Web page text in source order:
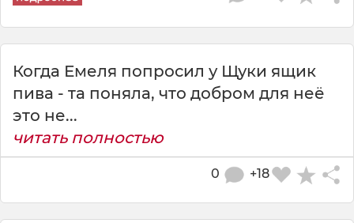
Когда Емеля попросил у Щуки ящик
пива - та поняла, что добром для неё
это не...
читать полностью
+18
0